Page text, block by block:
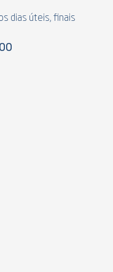
dias úteis, finais